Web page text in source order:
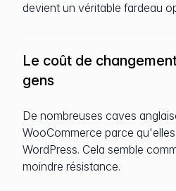
devient un véritable fardeau
Le coût de
gens
De nombreuses caves
WooCommerce parce
WordPress. Cela semble
moindre résistance.